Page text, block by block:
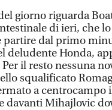
giorno riguarda
di ieri, che
partire dal primo
deludente Honda,
il resto nessuna
squalificato
a
davanti Mihajlovic